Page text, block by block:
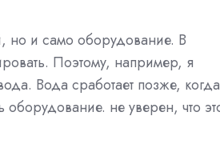
но и само оборудование. В
Поэтому, например, я
Вода сработает позже, когда
не уверен, что